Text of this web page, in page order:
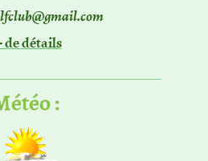
de détails
: